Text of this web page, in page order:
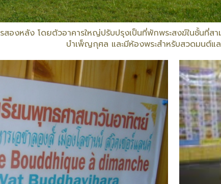
สองหลัง โดยตัวอาคารใหญ่ปรับปรุงเป็นที่พักพระสงฆ์ในชั้นที่
บำเพ็ญกุศล และมีห้องพระสำหรับสวดมนต์แ